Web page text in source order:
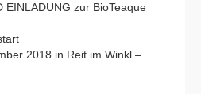
EINLADUNG zur BioTeaque
2018 in Reit im Winkl –